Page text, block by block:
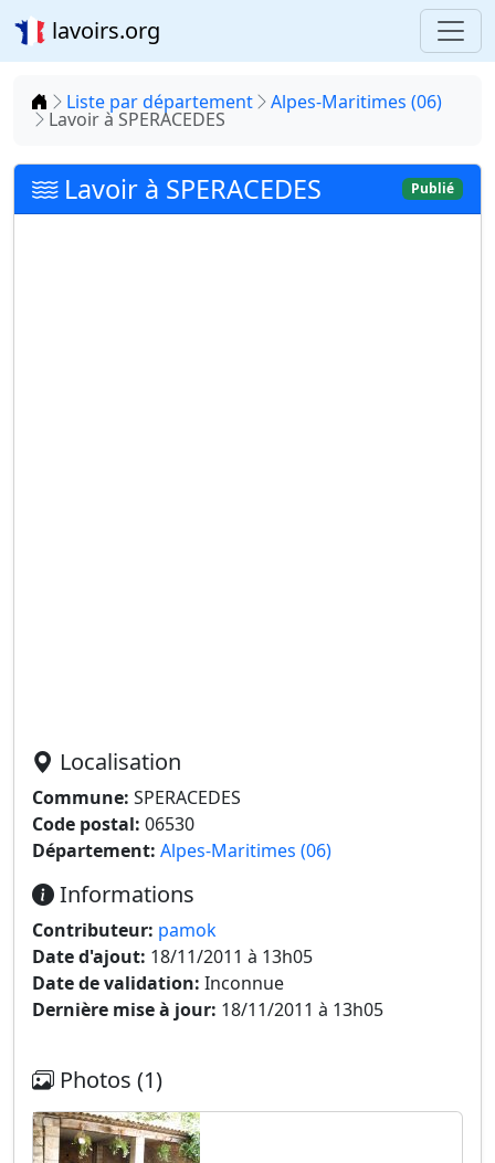
lavoirs.org
Accueil
Liste par département Alpes-Maritimes (06)
Lavoir à SPERACEDES
Lavoir à SPERACEDES Publié
Localisation
Commune: SPERACEDES
Code postal: 06530
Département: Alpes-Maritimes (06)
Informations
Contributeur: pamok
Date d'ajout: 18/11/2011 à 13h05
Date de validation: Inconnue
Dernière mise à jour: 18/11/2011 à 13h05
Photos (1)